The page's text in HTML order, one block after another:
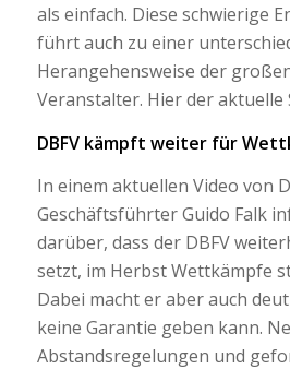
als einfach. Diese schwierige
führt auch zu einer
Herangehensweise der
Veranstalter. Hier der aktuelle
DBFV kämpft weiter für
In einem aktuellen Video von
Geschäftsführter Guido Falk
darüber, dass der DBFV
setzt, im Herbst Wettkämpfe
Dabei macht er aber auch
keine Garantie geben kann.
Abstandsregelungen und